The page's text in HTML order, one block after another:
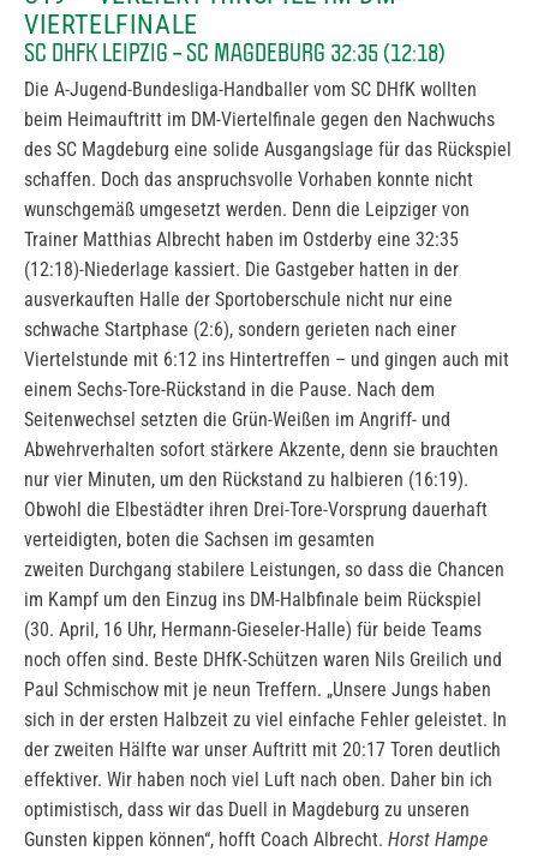
VIERTELFINALE
SC DHFK LEIPZIG – SC MAGDEBURG 32:35 (12:18)
Die A-Jugend-Bundesliga-Handballer vom SC DHfK wollten
beim Heimauftritt im DM-Viertelfinale gegen den Nachwuchs
des SC Magdeburg eine solide Ausgangslage für das Rückspiel
schaffen. Doch das anspruchsvolle Vorhaben konnte nicht
wunschgemäß umgesetzt werden. Denn die Leipziger von
Trainer Matthias Albrecht haben im Ostderby eine 32:35
(12:18)-Niederlage kassiert. Die Gastgeber hatten in der
ausverkauften Halle der Sportoberschule nicht nur eine
schwache Startphase (2:6), sondern gerieten nach einer
Viertelstunde mit 6:12 ins Hintertreffen – und gingen auch mit
einem Sechs-Tore-Rückstand in die Pause. Nach dem
Seitenwechsel setzten die Grün-Weißen im Angriff- und
Abwehrverhalten sofort stärkere Akzente, denn sie brauchten
nur vier Minuten, um den Rückstand zu halbieren (16:19).
Obwohl die Elbestädter ihren Drei-Tore-Vorsprung dauerhaft
verteidigten, boten die Sachsen im gesamten
zweiten Durchgang stabilere Leistungen, so dass die Chancen
im Kampf um den Einzug ins DM-Halbfinale beim Rückspiel
(30. April, 16 Uhr, Hermann-Gieseler-Halle) für beide Teams
noch offen sind. Beste DHfK-Schützen waren Nils Greilich und
Paul Schmischow mit je neun Treffern. „Unsere Jungs haben
sich in der ersten Halbzeit zu viel einfache Fehler geleistet. In
der zweiten Hälfte war unser Auftritt mit 20:17 Toren deutlich
effektiver. Wir haben noch viel Luft nach oben. Daher bin ich
optimistisch, dass wir das Duell in Magdeburg zu unseren
Gunsten kippen können“, hofft Coach Albrecht. Horst Hampe